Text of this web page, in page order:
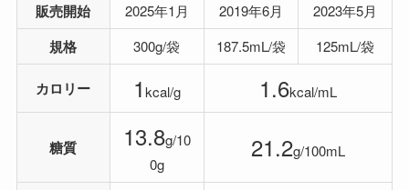
販売開始 2025年1月 2019年6月 2023年5月
規格 300g/袋 187.5mL/袋 125mL/袋
カロリー 1kcal/g 1.6kcal/mL
糖質 13.8g/10
0g
21.2g/100mL